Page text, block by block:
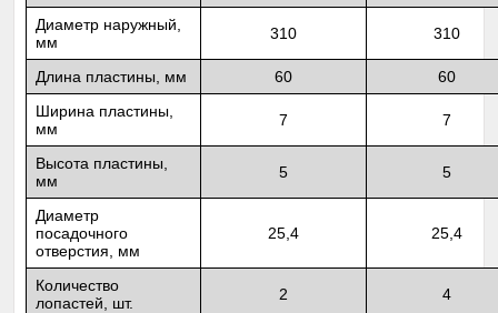
Диаметр наружный,
мм
310 310
Длина пластины, мм 60
60
Ширина пластины,
мм
7 7
Высота пластины,
мм
5 5
Диаметр
посадочного
отверстия, мм
25,4 25,4
Количество
лопастей, шт.
2 4